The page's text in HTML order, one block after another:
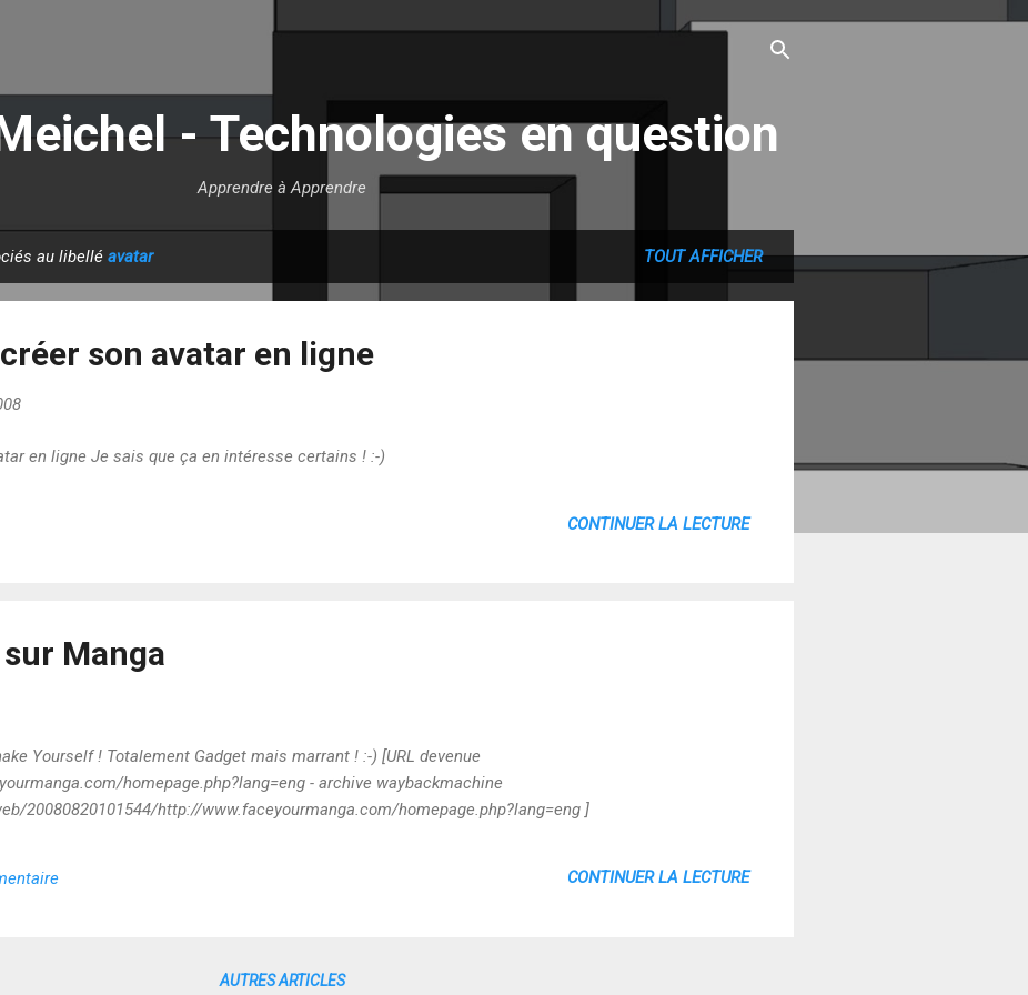
Accéder au contenu principal
- Technologies en question
Apprendre à Apprendre
au libellé avatar TOUT AFFICHER
son avatar en ligne
en ligne Je sais que ça en intéresse certains ! :-)
CONTINUER LA LECTURE
Manga
Yourself ! Totalement Gadget mais marrant ! :-) [URL devenue
homepage.php?lang=eng - archive waybackmachine
20080820101544/http://www.faceyourmanga.com/homepage.php?lang=eng ]
CONTINUER LA LECTURE
AUTRES ARTICLES